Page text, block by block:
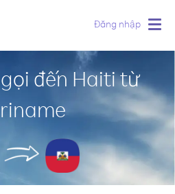
Đăng nhập
đến Haiti từ